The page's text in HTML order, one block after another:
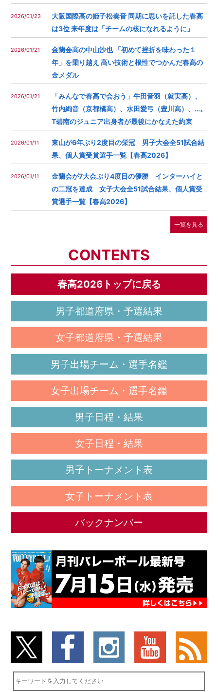
2026/01/23
大阪国際高の姫子松奏音 同期に思いを託した春高
は3位 来年度は「チームの核になれるように」
2026/01/21
金蘭会高の中山沙也 「初めて挫折を味わった１
年」を乗り越え 高い技術と根性でつかんだ春高の
金メダル
2026/01/21
「みんなで春高で会おう」牛田音羽（就実高）、
竹内絢音（京都橘高）、水田愛弓（豊川高）、…。
T碧南のジュニア出身者が最後にかなえた約束
2026/01/11
東山が6年ぶり2度目の栄冠 男子大会全51試合結
果、個人賞受賞選手一覧【春高2026】
2026/01/11
金蘭会が7大会ぶり4度目の優勝 インターハイと
の二冠を達成 女子大会全51試合結果、個人賞受
賞選手一覧【春高2026】
一覧を見る
CONTENTS
春高2026トップに戻る
男子都道府県・予選結果
女子都道府県・予選結果
男子出場チーム・選手名鑑
女子出場チーム・選手名鑑
男子日程・結果
女子日程・結果
男子トーナメント表
女子トーナメント表
バックナンバー